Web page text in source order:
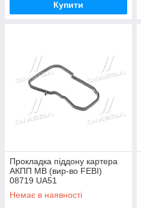
Купити
Прокладка піддону картера
АКПП MB (вир-во FEBI)
08719 UA51
Немає в наявності